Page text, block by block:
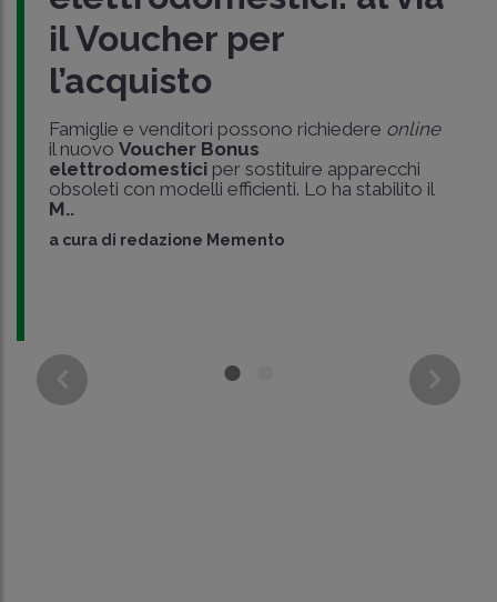
il Voucher per
l’acquisto
Famiglie e venditori possono richiedere online
il nuovo Voucher Bonus
elettrodomesticiper sostituire apparecchi
obsoleti con modelli efficienti. Lo ha stabilito il
M..
a cura di redazione Memento